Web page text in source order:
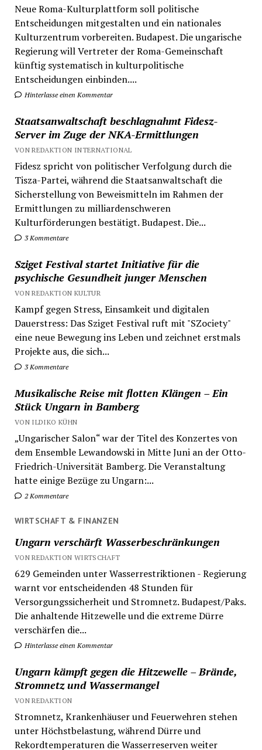
Neue Roma-Kulturplattform soll politische
Entscheidungen mitgestalten und ein nationales
Kulturzentrum vorbereiten. Budapest. Die ungarische
Regierung will Vertreter der Roma-Gemeinschaft
künftig systematisch in kulturpolitische
Entscheidungen einbinden....
Hinterlasse einen Kommentar
Staatsanwaltschaft beschlagnahmt Fidesz-
Server im Zuge der NKA-Ermittlungen
VON REDAKTION INTERNATIONAL
Fidesz spricht von politischer Verfolgung durch die
Tisza-Partei, während die Staatsanwaltschaft die
Sicherstellung von Beweismitteln im Rahmen der
Ermittlungen zu milliardenschweren
Kulturförderungen bestätigt. Budapest. Die...
3 Kommentare
Sziget Festival startet Initiative für die
psychische Gesundheit junger Menschen
VON REDAKTION KULTUR
Kampf gegen Stress, Einsamkeit und digitalen
Dauerstress: Das Sziget Festival ruft mit "SZociety"
eine neue Bewegung ins Leben und zeichnet erstmals
Projekte aus, die sich...
3 Kommentare
Musikalische Reise mit flotten Klängen – Ein
Stück Ungarn in Bamberg
VON ILDIKO KÜHN
„Ungarischer Salon“ war der Titel des Konzertes von
dem Ensemble Lewandowski in Mitte Juni an der Otto-
Friedrich-Universität Bamberg. Die Veranstaltung
hatte einige Bezüge zu Ungarn:...
2 Kommentare
WIRTSCHAFT & FINANZEN
Ungarn verschärft Wasserbeschränkungen
VON REDAKTION WIRTSCHAFT
629 Gemeinden unter Wasserrestriktionen - Regierung
warnt vor entscheidenden 48 Stunden für
Versorgungssicherheit und Stromnetz. Budapest/Paks.
Die anhaltende Hitzewelle und die extreme Dürre
verschärfen die...
Hinterlasse einen Kommentar
Ungarn kämpft gegen die Hitzewelle – Brände,
Stromnetz und Wassermangel
VON REDAKTION
Stromnetz, Krankenhäuser und Feuerwehren stehen
unter Höchstbelastung, während Dürre und
Rekordtemperaturen die Wasserreserven weiter